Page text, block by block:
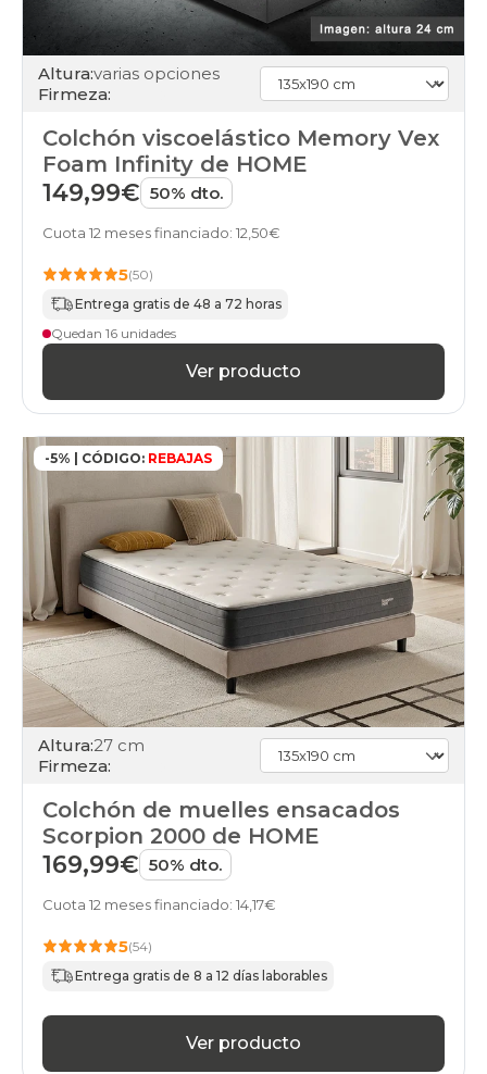
latex
colchones
articulable
colchones
juvenil
pack
colchones
dolor-
especial-
hoteles
geriatrico
colchones
bultex
colchones
pikolin
colchones
stylekomfort
colchones
top-
ventas
colchones
gama-
colchones
gama-
basic-
plus
colchones
gama-
silver
gama-
gold
diamond
buenos
precio
Altura:varias opciones
Firmeza:
Colchón viscoelástico Memory Vex
Foam Infinity de HOME
149,99€ 50% dto.
Cuota 12 meses financiado: 12,50€
5(50)
Entrega gratis de 48 a 72 horas
Quedan 16 unidades
Ver producto
-5% | CÓDIGO: REBAJAS
Altura:27 cm
Firmeza:
Colchón de muelles ensacados
Scorpion 2000 de HOME
169,99€ 50% dto.
Cuota 12 meses financiado: 14,17€
5(54)
Entrega gratis de 8 a 12 días laborables
Ver producto